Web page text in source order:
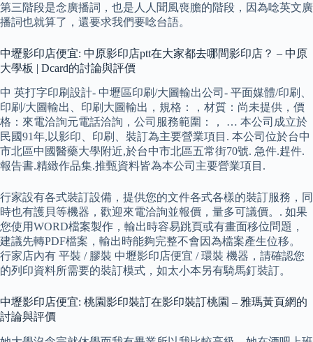
第三階段是念廣播詞，也是人人聞風喪膽的階段，因為唸英文廣
播詞也就算了，還要求我們要唸台語。
中壢影印店便宜: 中原影印店ptt在大家都去哪間影印店？ – 中原
大學板 | Dcard的討論與評價
中 英打字印刷設計- 中壢區印刷/大圖輸出公司- 平面媒體/印刷、
印刷/大圖輸出、印刷大圖輸出，規格：，材質：尚未提供，價
格：來電洽詢元電話洽詢，公司服務範圍：， … 本公司成立於
民國91年,以影印、印刷、裝訂為主要營業項目. 本公司位於台中
市北區中國醫藥大學附近,於台中市北區五常街70號. 急件.趕件.
報告書.精緻作品集.推甄資料皆為本公司主要營業項目.
行家設有各式裝訂設備，提供您的文件各式各樣的裝訂服務，同
時也有護貝等機器，歡迎來電洽詢並報價，量多可議價。. 如果
您使用WORD檔案製作，輸出時容易跳頁或有畫面移位問題，
建議先轉PDF檔案，輸出時能夠完整不會因為檔案產生位移。
行家店內有 平裝 / 膠裝 中壢影印店便宜 / 環裝 機器，請確認您
的列印資料所需要的裝訂模式，如太小本另有騎馬釘裝訂。
中壢影印店便宜: 桃園影印裝訂在影印裝訂桃園 – 雅瑪黃頁網的
討論與評價